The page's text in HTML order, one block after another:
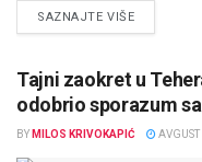
SAZNAJTE VIŠEDETAILS
Tajni zaokret u
odobrio sporazum sa
BY MILOS KRIVOKAPIĆ